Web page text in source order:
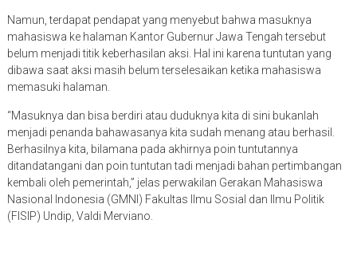
Namun, terdapat pendapat yang menyebut bahwa masuknya
mahasiswa ke halaman Kantor Gubernur Jawa Tengah tersebut
belum menjadi titik keberhasilan aksi. Hal ini karena tuntutan yang
dibawa saat aksi masih belum terselesaikan ketika mahasiswa
memasuki halaman.
“Masuknya dan bisa berdiri atau duduknya kita di sini bukanlah
menjadi penanda bahawasanya kita sudah menang atau berhasil.
Berhasilnya kita, bilamana pada akhirnya poin tuntutannya
ditandatangani dan poin tuntutan tadi menjadi bahan pertimbangan
kembali oleh pemerintah,” jelas perwakilan Gerakan Mahasiswa
Nasional Indonesia (GMNI) Fakultas Ilmu Sosial dan Ilmu Politik
(FISIP) Undip, Valdi Merviano.